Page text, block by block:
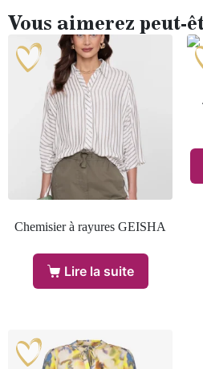
Vous aimerez peut-
Chemisier à rayures GEISHA
Lire la suite